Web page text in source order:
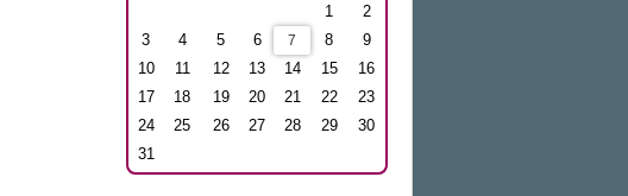
1
2
3
4 5 6 7 8
9
10
11 12 13 14 15
16
17
18 19 20 21 22
23
24
25 26 27 28 29
30
31